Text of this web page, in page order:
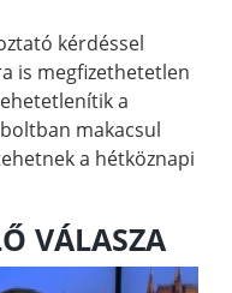
kérdéssel
is megfizethetetlen
a
makacsul
a hétköznapi
VÁLASZA